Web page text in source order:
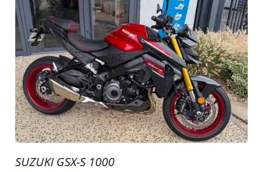
SUZUKI GSX-S 1000